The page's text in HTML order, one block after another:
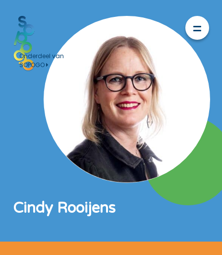
Onderdeel van
SOPOGO
Cindy Rooijens